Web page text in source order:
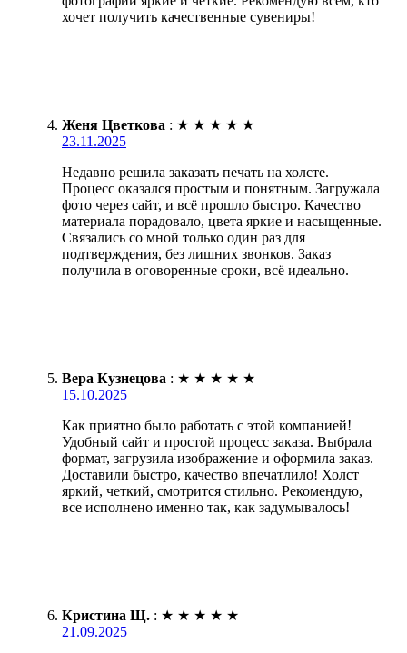
хочет получить качественные сувениры!
Женя Цветкова : ★ ★ ★ ★ ★
23.11.2025
Недавно решила заказать печать на холсте.
Процесс оказался простым и понятным. Загружала
фото через сайт, и всё прошло быстро. Качество
материала порадовало, цвета яркие и насыщенные.
Связались со мной только один раз для
подтверждения, без лишних звонков. Заказ
получила в оговоренные сроки, всё идеально.
Вера Кузнецова : ★ ★ ★ ★ ★
15.10.2025
Как приятно было работать с этой компанией!
Удобный сайт и простой процесс заказа. Выбрала
формат, загрузила изображение и оформила заказ.
Доставили быстро, качество впечатлило! Холст
яркий, четкий, смотрится стильно. Рекомендую,
все исполнено именно так, как задумывалось!
Кристина Щ. : ★ ★ ★ ★ ★
21.09.2025